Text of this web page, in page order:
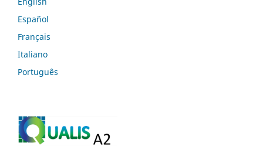
Español
Français
Italiano
Português